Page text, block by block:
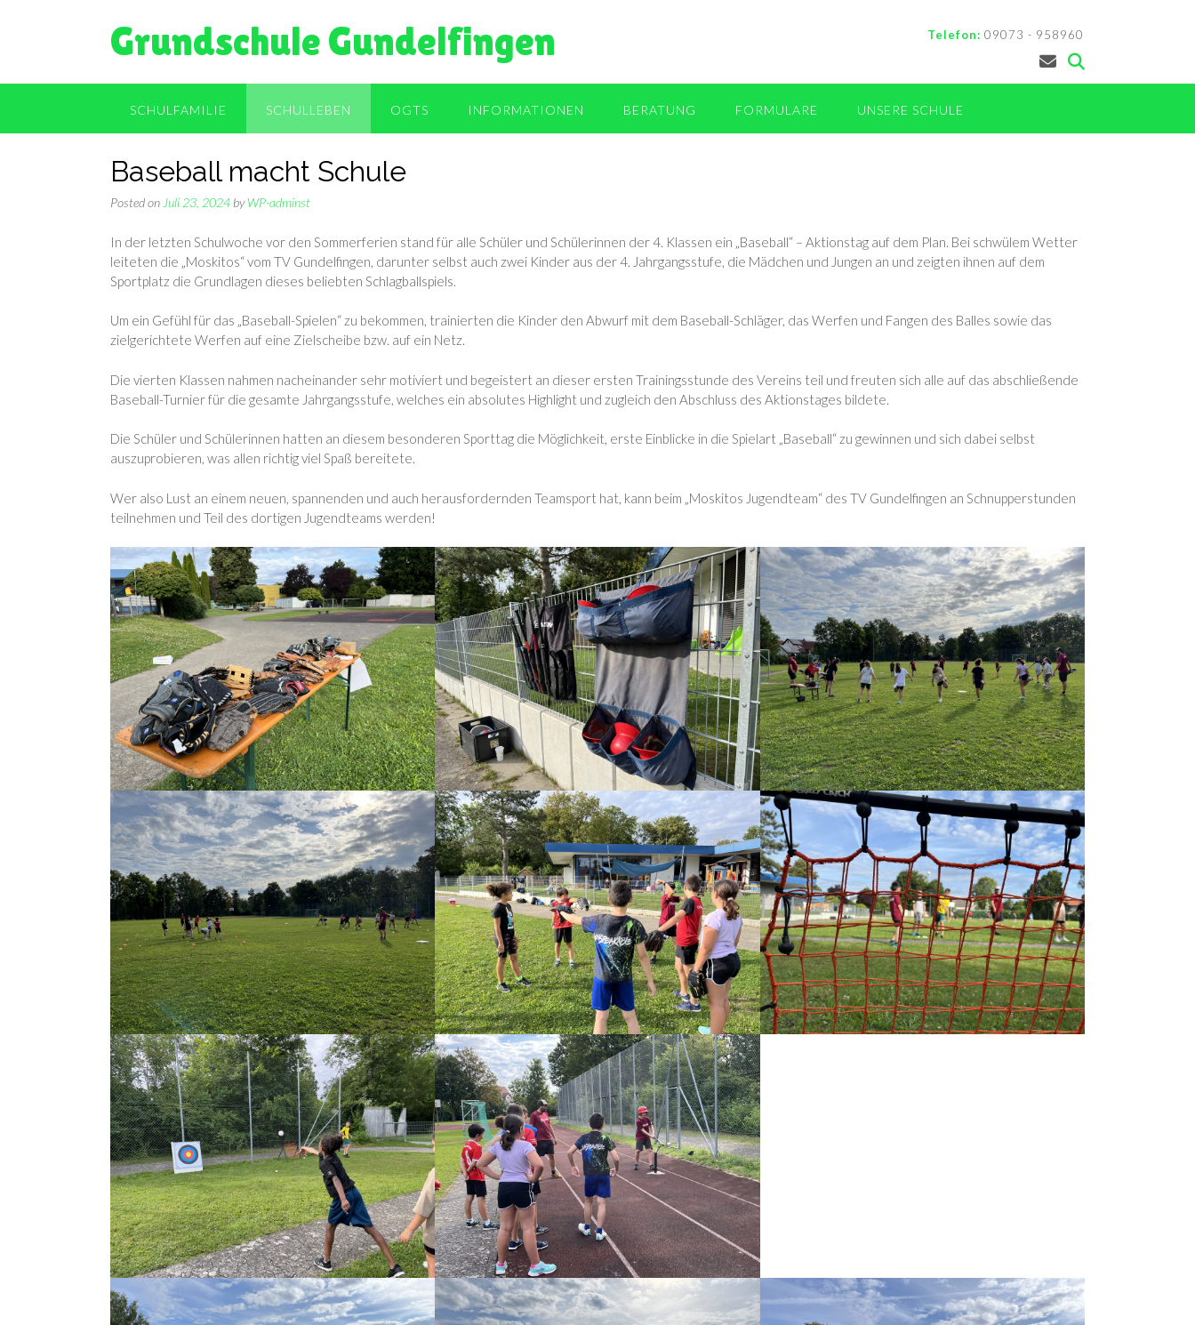
Grundschule Gundelfingen Telefon: 09073 - 958960
SCHULFAMILIE SCHULLEBEN OGTS INFORMATIONEN BERATUNG FORMULARE UNSERE SCHULE
Baseball macht Schule
Posted on Juli 23, 2024 byWP-adminst
In der letzten Schulwoche vor den Sommerferien stand für alle Schüler und Schülerinnen der 4. Klassen ein „Baseball“ – Aktionstag auf dem Plan. Bei schwülem Wetter
leiteten die „Moskitos“ vom TV Gundelfingen, darunter selbst auch zwei Kinder aus der 4. Jahrgangsstufe, die Mädchen und Jungen an und zeigten ihnen auf dem
Sportplatz die Grundlagen dieses beliebten Schlagballspiels.
Um ein Gefühl für das „Baseball-Spielen“ zu bekommen, trainierten die Kinder den Abwurf mit dem Baseball-Schläger, das Werfen und Fangen des Balles sowie das
zielgerichtete Werfen auf eine Zielscheibe bzw. auf ein Netz.
Die vierten Klassen nahmen nacheinander sehr motiviert und begeistert an dieser ersten Trainingsstunde des Vereins teil und freuten sich alle auf das abschließende
Baseball-Turnier für die gesamte Jahrgangsstufe, welches ein absolutes Highlight und zugleich den Abschluss des Aktionstages bildete.
Die Schüler und Schülerinnen hatten an diesem besonderen Sporttag die Möglichkeit, erste Einblicke in die Spielart „Baseball“ zu gewinnen und sich dabei selbst
auszuprobieren, was allen richtig viel Spaß bereitete.
Wer also Lust an einem neuen, spannenden und auch herausfordernden Teamsport hat, kann beim „Moskitos Jugendteam“ des TV Gundelfingen an Schnupperstunden
teilnehmen und Teil des dortigen Jugendteams werden!